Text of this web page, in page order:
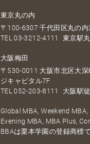
東京丸の内
〒100-6307 千代田区丸の
TEL03-3212-4111 東京駅
大阪梅田
〒530-0011 大阪市北区大
ジキャピタル7F
TEL052-203-8111 大阪駅
Global MBA, Weekend
Evening MBA, MBA Plus,
BBAは栗本学園の登録商標